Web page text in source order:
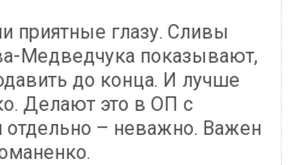
приятные глазу. Сливы
Медведчука показывают,
до конца. И лучше
Делают это в ОП с
– неважно. Важен